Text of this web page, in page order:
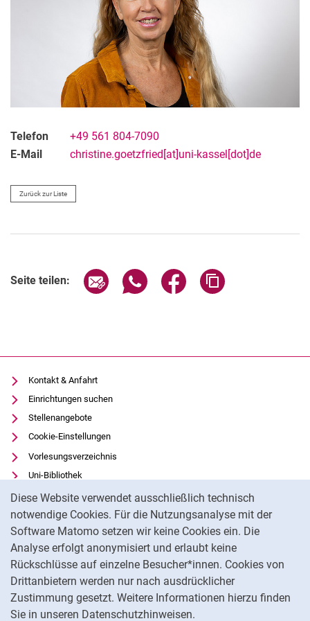
Diese Website verwendet ausschließlich technisch
notwendige Cookies. Für die Nutzungsanalyse mit der
Software Matomo setzen wir keine Cookies ein. Die
Analyse erfolgt anonymisiert und erlaubt keine
Rückschlüsse auf einzelne Besucher*innen. Cookies von
Drittanbietern werden nur nach ausdrücklicher
Zustimmung gesetzt. Weitere Informationen hierzu finden
Sie in unseren Datenschutzhinweisen.
Telefon
+49 561 804-7090
E-Mail
christine.goetzfried[at]uni-kassel[dot]de
Zurück zur Liste
Seite teilen: Seite über E-Mail teilen
Seite über WhatsApp teilen
Seite über Facebook
Kontakt & Anfahrt
Einrichtungen suchen
Stellenangebote
Cookie-Einstellungen
Vorlesungsverzeichnis
Uni-Bibliothek
Moodle
Panopto
Datenschutz
Barrierefreiheit
Transparenter KI-Einsatz
Impressum